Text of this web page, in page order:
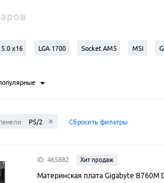
5.0 x16 LGA 1700 Socket AM5 MSI
PS/2 Сбросить фильтры
ID: 465882 Хит продаж
Материнская плата Gigabyte B760M